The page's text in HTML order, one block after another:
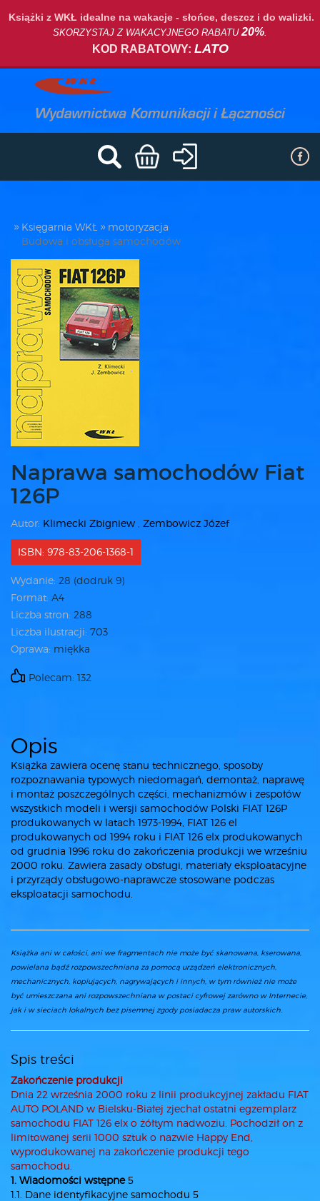
Książki z WKŁ idealne na wakacje - słońce, deszcz i do walizki.
SKORZYSTAJ Z WAKACYJNEGO RABATU20%.
KOD RABATOWY: LATO
Księgarnia WKŁ
motoryzacja
Budowa i obsługa samochodów
Naprawa samochodów Fiat
126P
Autor: Klimecki Zbigniew Zembowicz Józef
ISBN: 978-83-206-1368-1
Wydanie: 28 (dodruk 9)
Format: A4
Liczba stron: 288
Liczba ilustracji: 703
Oprawa: miękka
Polecam: 132
Opis
Książka zawiera ocenę stanu technicznego, sposoby
rozpoznawania typowych niedomagań, demontaż, naprawę
i montaż poszczególnych części, mechanizmów i zespołów
wszystkich modeli i wersji samochodów Polski FIAT 126P
produkowanych w latach 1973-1994, FIAT 126 el
produkowanych od 1994 roku i FIAT 126 elx produkowanych
od grudnia 1996 roku do zakończenia produkcji we wrześniu
2000 roku. Zawiera zasady obsługi, materiały eksploatacyjne
i przyrządy obsługowo-naprawcze stosowane podczas
eksploatacji samochodu.
Książka ani w całości, ani we fragmentach nie może być skanowana, kserowana,
powielana bądź rozpowszechniana za pomocą urządzeń elektronicznych,
mechanicznych, kopiujących, nagrywających i innych, w tym również nie może
być umieszczana ani rozpowszechniana w postaci cyfrowej zarówno w Internecie,
jak i w sieciach lokalnych bez pisemnej zgody posiadacza praw autorskich.
Spis treści
Zakończenie produkcji
Dnia 22 września 2000 roku z linii produkcyjnej zakładu FIAT
AUTO POLAND w Bielsku-Białej zjechał ostatni egzemplarz
samochodu FIAT 126 elx o żółtym nadwoziu. Pochodził on z
limitowanej serii 1000 sztuk o nazwie Happy End,
wyprodukowanej na zakończenie produkcji tego
samochodu.
1. Wiadomości wstępne5
1.1. Dane identyfikacyjne samochodu 5